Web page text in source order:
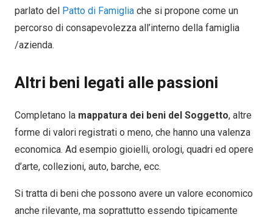
parlato del Patto di Famiglia che si propone come un
percorso di consapevolezza all’interno della famiglia
/azienda.
Altri beni legati alle passioni
Completano la mappatura dei beni del Soggetto, altre
forme di valori registrati o meno, che hanno una valenza
economica. Ad esempio gioielli, orologi, quadri ed opere
d’arte, collezioni, auto, barche, ecc.
Si tratta di beni che possono avere un valore economico
anche rilevante, ma soprattutto essendo tipicamente